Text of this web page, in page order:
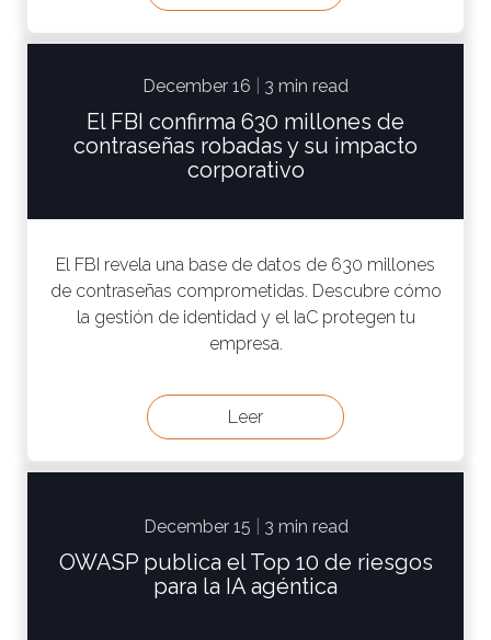
December 16 3 min read
El FBI confirma 630 millones de
contraseñas robadas y su impacto
corporativo
El FBI revela una base de datos de 630 millones
de contraseñas comprometidas. Descubre cómo
la gestión de identidad y el IaC protegen tu
empresa.
Leer
December 15 3 min read
OWASP publica el Top 10 de riesgos
para la IA agéntica